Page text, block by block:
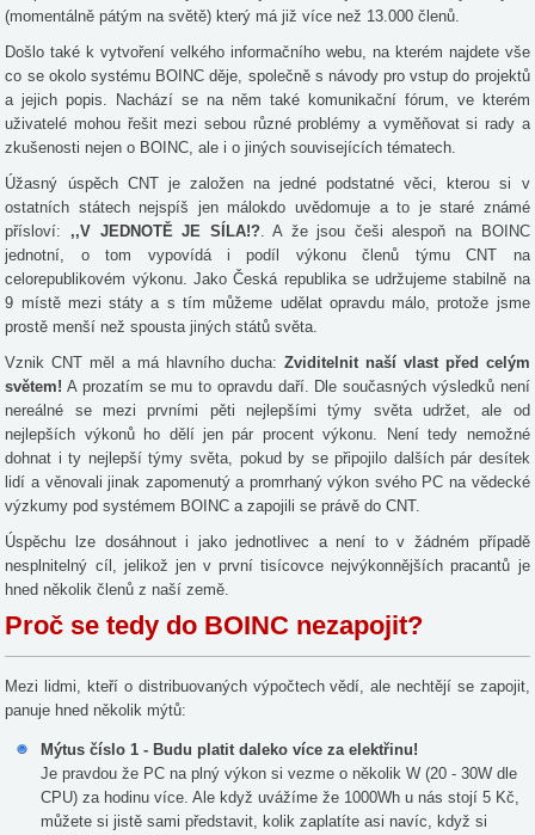
(momentálně pátým na světě) který má již více než 13.000 členů.
Došlo také k vytvoření velkého informačního webu, na kterém najdete vše
co se okolo systému BOINC děje, společně s návody pro vstup do projektů
a jejich popis. Nachází se na něm také komunikační fórum, ve kterém
uživatelé mohou řešit mezi sebou různé problémy a vyměňovat si rady a
zkušenosti nejen o BOINC, ale i o jiných souvisejících tématech.
Úžasný úspěch CNT je založen na jedné podstatné věci, kterou si v
ostatních státech nejspíš jen málokdo uvědomuje a to je staré známé
přísloví: ,,V JEDNOTĚ JE SÍLA!?. A že jsou češi alespoň na BOINC
jednotní, o tom vypovídá i podíl výkonu členů týmu CNT na
celorepublikovém výkonu. Jako Česká republika se udržujeme stabilně na
9 místě mezi státy a s tím můžeme udělat opravdu málo, protože jsme
prostě menší než spousta jiných států světa.
Vznik CNT měl a má hlavního ducha:Zviditelnit naší vlast před celým
světem! A prozatím se mu to opravdu daří. Dle současných výsledků není
nereálné se mezi prvními pěti nejlepšími týmy světa udržet, ale od
nejlepších výkonů ho dělí jen pár procent výkonu. Není tedy nemožné
dohnat i ty nejlepší týmy světa, pokud by se připojilo dalších pár desítek
lidí a věnovali jinak zapomenutý a promrhaný výkon svého PC na vědecké
výzkumy pod systémem BOINC a zapojili se právě do CNT.
Úspěchu lze dosáhnout i jako jednotlivec a není to v žádném případě
nesplnitelný cíl, jelikož jen v první tisícovce nejvýkonnějších pracantů je
hned několik členů z naší země.
Proč se tedy do BOINC nezapojit?
Mezi lidmi, kteří o distribuovaných výpočtech vědí, ale nechtějí se zapojit,
panuje hned několik mýtů:
Mýtus číslo 1 - Budu platit daleko více za elektřinu!
Je pravdou že PC na plný výkon si vezme o několik W (20 - 30W dle
CPU) za hodinu více. Ale když uvážíme že 1000Wh u nás stojí 5 Kč,
můžete si jistě sami představit, kolik zaplatíte asi navíc, když si